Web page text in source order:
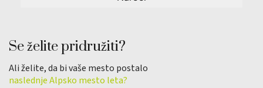
Se želite pridružiti?
Ali želite, da bi vaše mesto postalo
naslednje Alpsko mesto leta?